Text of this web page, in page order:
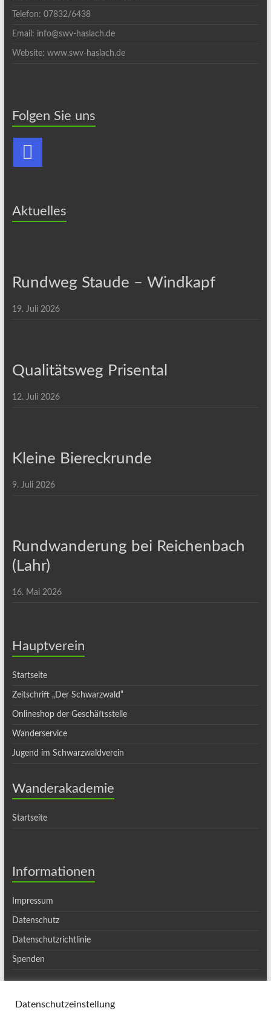
Telefon: 07832/6438
Email: info@swv-haslach.de
Website: www.swv-haslach.de
Folgen Sie uns
Aktuelles
Rundweg Staude – Windkapf
19. Juli 2026
Qualitätsweg Prisental
12. Juli 2026
Kleine Biereckrunde
9. Juli 2026
Rundwanderung bei Reichenbach
(Lahr)
16. Mai 2026
Hauptverein
Startseite
Zeitschrift „Der Schwarzwald“
Onlineshop der Geschäftsstelle
Wanderservice
Jugend im Schwarzwaldverein
Wanderakademie
Startseite
Informationen
Impressum
Datenschutz
Datenschutzrichtlinie
Spenden
Datenschutzeinstellung